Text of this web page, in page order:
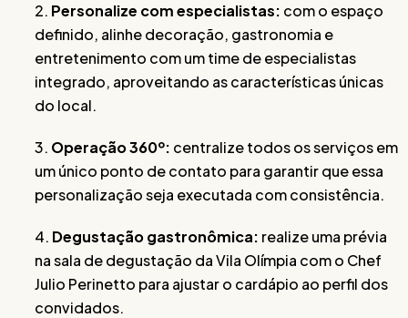
2. Personalize com especialistas: com o espaço
definido, alinhe decoração, gastronomia e
entretenimento com um time de especialistas
integrado, aproveitando as características únicas
do local.
3. Operação 360º: centralize todos os serviços em
um único ponto de contato para garantir que essa
personalização seja executada com consistência.
4. Degustação gastronômica: realize uma prévia
na sala de degustação da Vila Olímpia com o Chef
Julio Perinetto para ajustar o cardápio ao perfil dos
convidados.